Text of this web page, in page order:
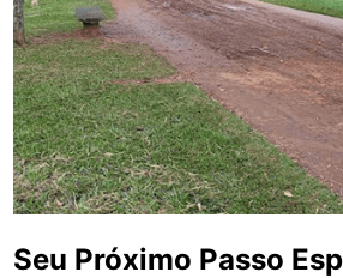
Seu Próximo Passo